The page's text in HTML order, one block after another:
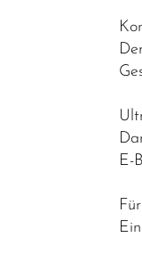
JugendfahrräderE-